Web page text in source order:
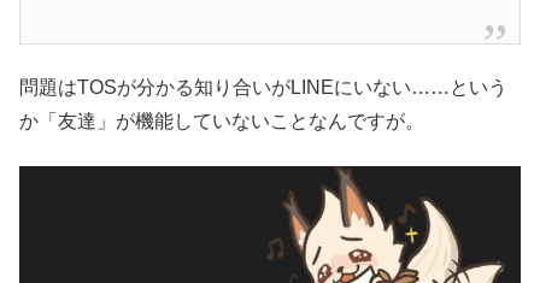
問題はTOSが分かる知り合いがLINEにいない……という
か「友達」が機能していないことなんですが。